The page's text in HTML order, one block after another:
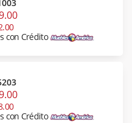
con Crédito
con Crédito